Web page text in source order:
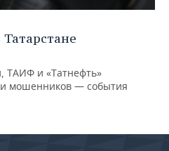
ТАИФ и «Татнефть»
мошенников — события